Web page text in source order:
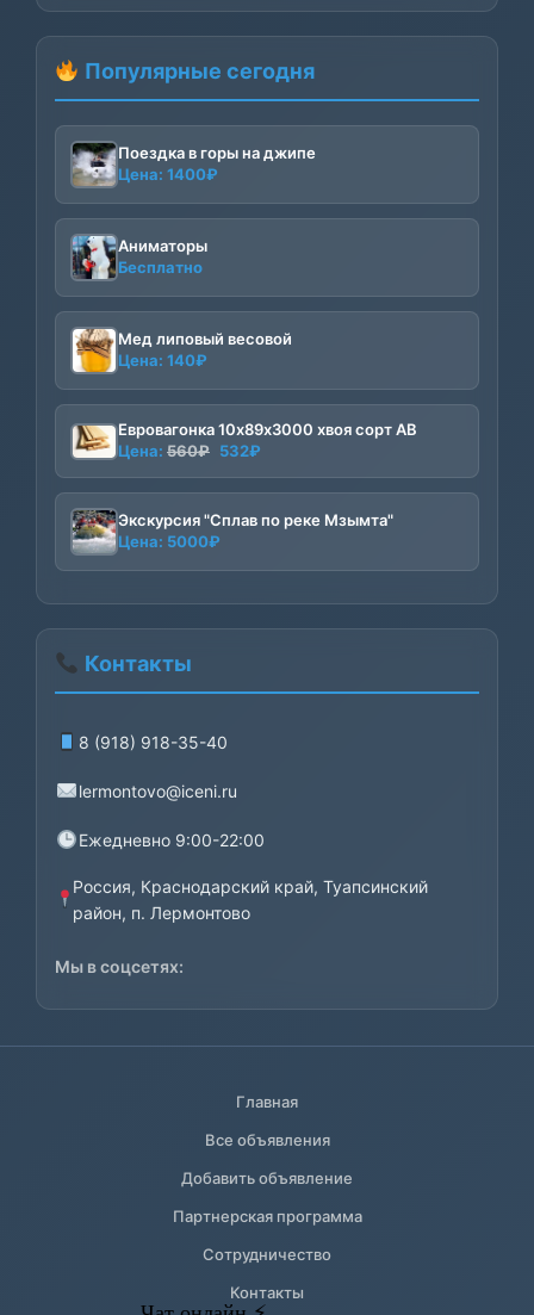
Популярные сегодня
Поездка в горы на джипе
Цена: 1400₽
Аниматоры
Бесплатно
Мед липовый весовой
Цена: 140₽
Евровагонка 10х89х3000 хвоя сорт АВ
Цена: 560₽ Первоначальная
составляла
560₽.
532₽
532₽.
Экскурсия "Сплав по реке Мзымта"
Цена: 5000₽
Контакты
8 (918) 918-35-40
lermontovo@iceni.ru
Ежедневно 9:00-22:00
Россия, Краснодарский край, Туапсинский
район, п. Лермонтово
Мы в соцсетях:
Главная
Все объявления
Добавить объявление
Партнерская программа
Сотрудничество
Контакты